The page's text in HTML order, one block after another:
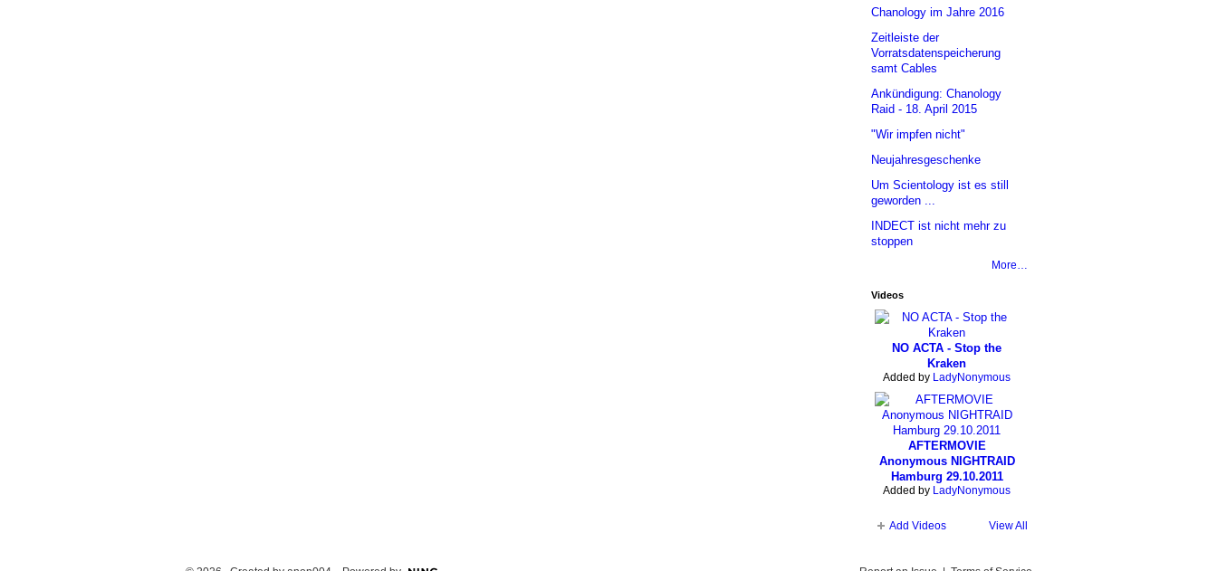
Chanology im Jahre 2016
Zeitleiste der
Vorratsdatenspeicherung
samt Cables
Ankündigung: Chanology
Raid - 18. April 2015
"Wir impfen nicht"
Neujahresgeschenke
Um Scientology ist es still
geworden ...
INDECT ist nicht mehr zu
stoppen
More…
Videos
NO ACTA - Stop the
Kraken
Added by LadyNonymous
AFTERMOVIE
Anonymous NIGHTRAID
Hamburg 29.10.2011
Added by LadyNonymous
Add Videos View All